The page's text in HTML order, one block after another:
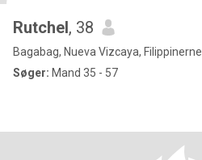
Rutchel, 38
Bagabag, Nueva Vizcaya, Filippinerne
Søger: Mand 35 - 57